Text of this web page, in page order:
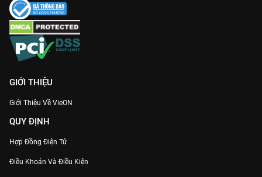
GIỚI THIỆU
Giới Thiệu Về VieON
QUY ĐỊNH
Hợp Đồng Điện Tử
Điều Khoản Và Điều Kiện